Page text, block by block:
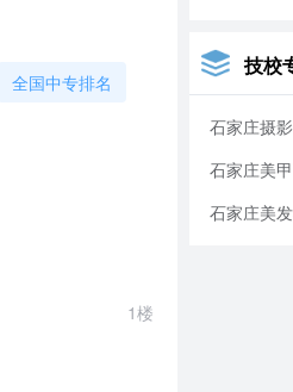
全国中专排名
1楼
技校
石家庄摄
石家庄美
石家庄美